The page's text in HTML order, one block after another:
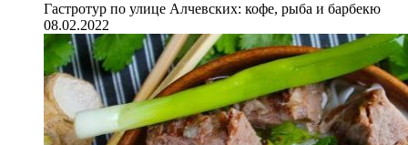
Гастротур по улице Алчевских: кофе, рыба и барбекю
08.02.2022